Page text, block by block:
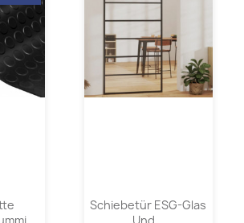
Schiebetür ESG-Glas